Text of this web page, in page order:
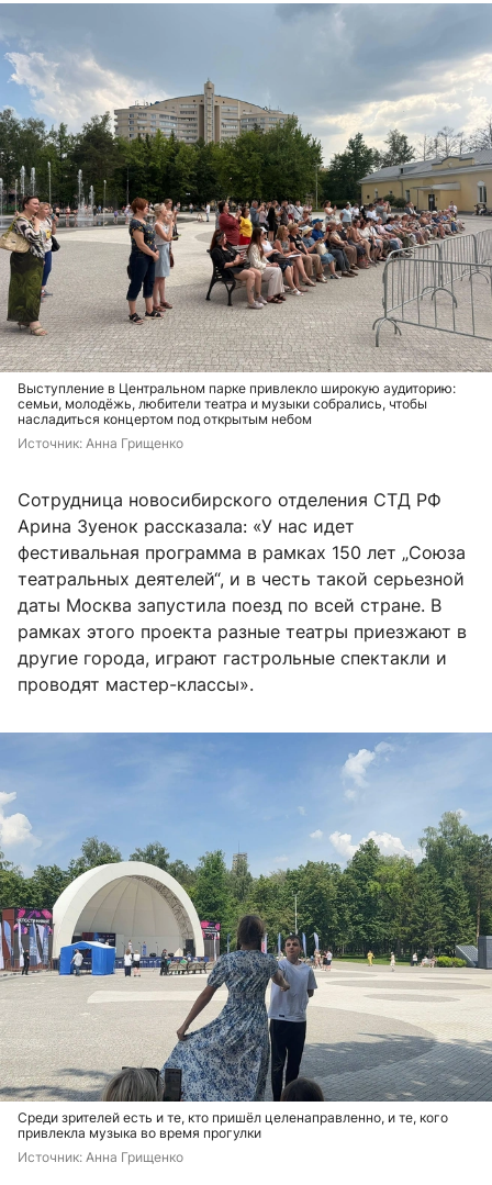
Выступление в Центральном парке привлекло широкую аудиторию:
семьи, молодёжь, любители театра и музыки собрались, чтобы
насладиться концертом под открытым небом
Источник: Анна Грищенко
Сотрудница новосибирского отделения СТД РФ
Арина Зуенок рассказала: «У нас идет
фестивальная программа в рамках 150 лет „Союза
театральных деятелей“, и в честь такой серьезной
даты Москва запустила поезд по всей стране. В
рамках этого проекта разные театры приезжают в
другие города, играют гастрольные спектакли и
проводят мастер-классы».
Среди зрителей есть и те, кто пришёл целенаправленно, и те, кого
привлекла музыка во время прогулки
Источник: Анна Грищенко